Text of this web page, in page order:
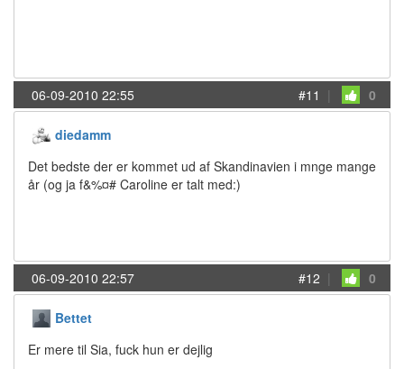
06-09-2010 22:55 #11 | 0
diedamm
Det bedste der er kommet ud af Skandinavien i mnge mange
år (og ja f&%¤# Caroline er talt med:)
06-09-2010 22:57 #12 | 0
Bettet
Er mere til Sia, fuck hun er dejlig